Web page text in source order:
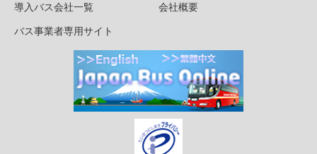
導入バス会社一覧
会社概要
バス事業者専用サイト